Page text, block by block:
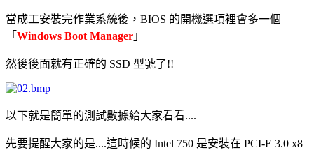
當成工安裝完作業系統後，BIOS 的開機選項裡會多一個
「 Windows Boot Manager 」
然後後面就有正確的 SSD 型號了!!
以下就是簡單的測試數據給大家看看....
先要提醒大家的是....這時候的 Intel 750 是安裝在 PCI-E 3.0 x8